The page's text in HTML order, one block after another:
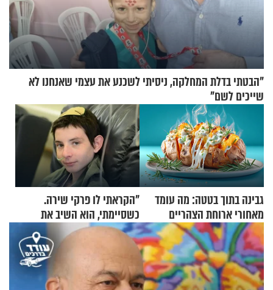
"הבטתי בדלת המחלקה, ניסיתי לשכנע את עצמי שאנחנו לא
שייכים לשם"
גבינה בתוך בטטה: מה עומד
מאחורי ארוחת הצהריים
שכבשה את הרשת?
"הקראתי לו פרקי שירה.
כשסיימתי, הוא השיב את
נשמתו לבורא"